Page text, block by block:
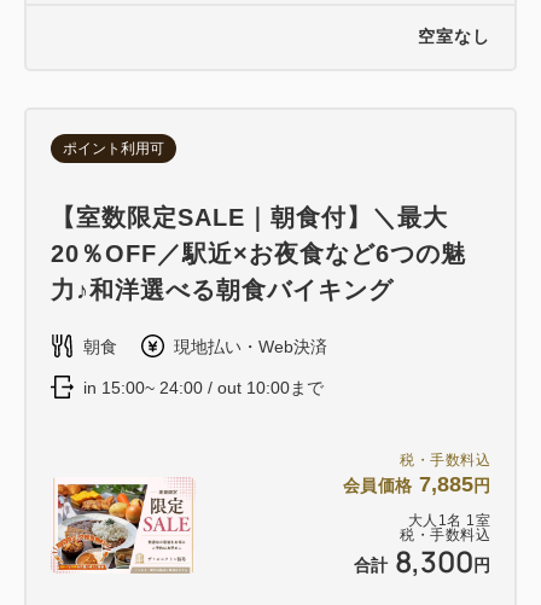
空室なし
税・手数料込
会員価格 7,885円
大人 1 名 1 室
税・手数料込
合計 8,300 円
ポイント利用可
【室数限定SALE｜朝食付】＼最大
20％OFF／駅近×お夜食など6つの魅
力♪和洋選べる朝食バイキング
朝食 現地払い・Web決済
in 15:00~ 24:00 / out 10:00まで